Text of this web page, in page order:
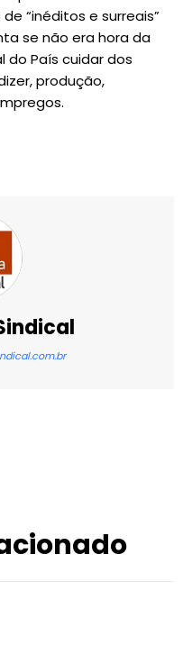
“inéditos e surreais”
se não era hora da
do País cuidar dos
produção,